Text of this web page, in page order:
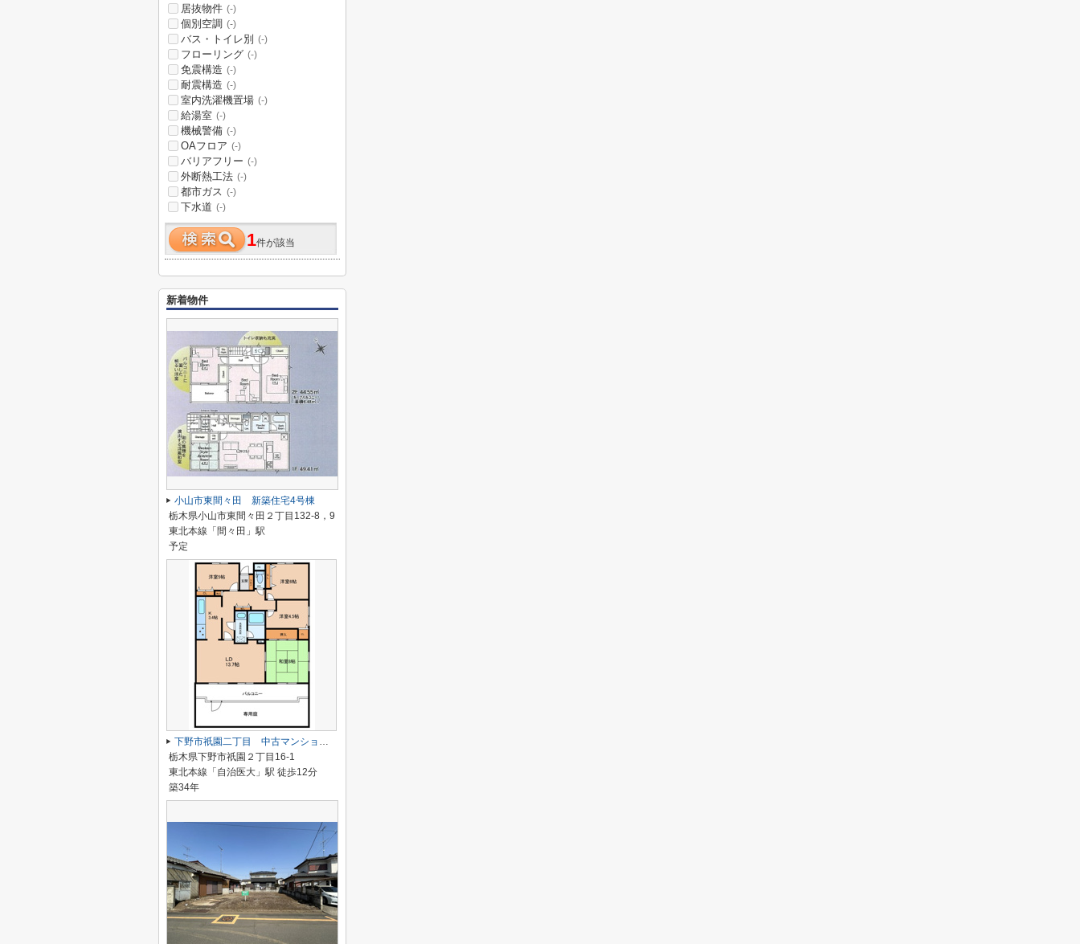
居抜物件 (-)
個別空調 (-)
バス・トイレ別 (-)
フローリング (-)
免震構造 (-)
耐震構造 (-)
室内洗濯機置場 (-)
給湯室 (-)
機械警備 (-)
OAフロア (-)
バリアフリー (-)
外断熱工法 (-)
都市ガス (-)
下水道 (-)
1件が該当
新着物件
小山市東間々田 新築住宅4号棟
栃木県小山市東間々田２丁目132-8，9
東北本線「間々田」駅
予定
下野市祇園二丁目 中古マンション ダイアパレス自治医大三番館
栃木県下野市祇園２丁目16-1
東北本線「自治医大」駅 徒歩12分
築34年